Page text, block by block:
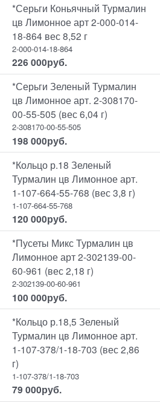
*Серьги Коньячный Турмалин
цв Лимонное арт 2-000-014-
18-864 вес 8,52 г
2-000-014-18-864
226 000руб.
*Серьги Зеленый Турмалин
цв Лимонное арт. 2-308170-
00-55-505 (вес 6,04 г)
2-308170-00-55-505
198 000руб.
*Кольцо р.18 Зеленый
Турмалин цв Лимонное арт.
1-107-664-55-768 (вес 3,8 г)
1-107-664-55-768
120 000руб.
*Пусеты Микс Турмалин цв
Лимонное арт 2-302139-00-
60-961 (вес 2,18 г)
2-302139-00-60-961
100 000руб.
*Кольцо р.18,5 Зеленый
Турмалин цв Лимонное арт.
1-107-378/1-18-703 (вес 2,86
г)
1-107-378/1-18-703
79 000руб.